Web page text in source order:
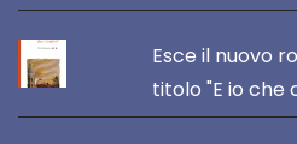
Esce il nuovo
titolo "E io che